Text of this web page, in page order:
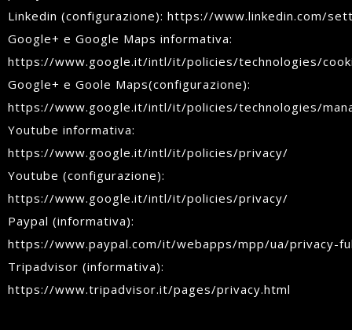
Linkedin (configurazione): https://www.linkedin.com/
Google+ e Google Maps informativa:
https://www.google.it/intl/it/policies/technologies/
Google+ e Goole Maps(configurazione):
https://www.google.it/intl/it/policies/technologies/
Youtube informativa:
https://www.google.it/intl/it/policies/privacy/
Youtube (configurazione):
https://www.google.it/intl/it/policies/privacy/
Paypal (informativa):
https://www.paypal.com/it/webapps/mpp/ua/privacy-
Tripadvisor (informativa):
https://www.tripadvisor.it/pages/privacy.html